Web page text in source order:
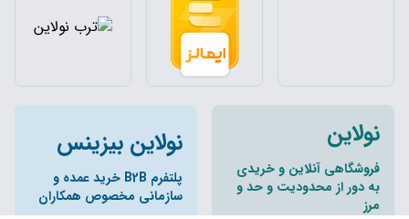
نولاین
فروشگاهی آنلاین و خریدی
به دور از محدودیت و حد و
مرز
نولاین بیزینس
پلتفرم B2B خرید عمده و
سازمانی مخصوص همکاران